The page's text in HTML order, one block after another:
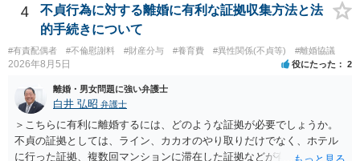
い（免責された借金を任意でも支払ってしまうとトラブルの元になり
ます） ・過去のDVや過剰請求の経緯を踏まえ、相手の感情に流されな
い ・予定通り毅然とした態度で距離を置く 法律上の制限はないもの
の、ご自身の生活と精神的な安定を守るためにも、お互いに距離を置
くというご判断は非常に賢明かと思います。
4
不貞行為に対する離婚に有利な証拠収集方法と法
的手続きについて
#有責配偶者 #不倫慰謝料 #財産分与 #養育費 #異性関係(不貞等) #離婚協議
2026年8月5日 役にたった 2
離婚・男女問題に強い弁護士
白井 弘昭 弁護士
＞こちらに有利に離婚するには、どのような証拠が必要でしょうか。
不貞の証拠としては、ライン、カカオのやり取りだけでなく、ホテル
に行った証拠、複数回マンションに滞在した証拠などが有効です。 不